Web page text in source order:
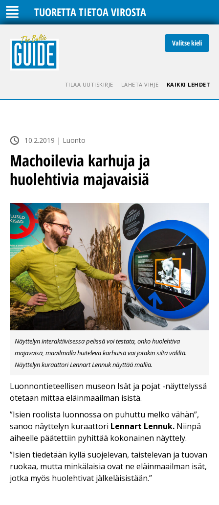
TUORETTA TIETOA VIROSTA
Valitse kieli
TILAA UUTISKIRJE LÄHETÄ VIHJE KAIKKI LEHDET
10.2.2019 | Luonto
Machoilevia karhuja ja
huolehtivia majavaisiä
Näyttelyn interaktiivisessa pelissä voi testata, onko huolehtiva
majavaisä, maailmalla huiteleva karhuisä vai jotakin siltä väliltä.
Näyttelyn kuraattori Lennart Lennuk näyttää mallia.
Luonnontieteellisen museon Isät ja pojat -näyttelyssä
otetaan mittaa eläinmaailman isistä.
”Isien roolista luonnossa on puhuttu melko vähän”,
sanoo näyttelyn kuraattori Lennart Lennuk. Niinpä
aiheelle päätettiin pyhittää kokonainen näyttely.
”Isien tiedetään kyllä suojelevan, taistelevan ja tuovan
ruokaa, mutta minkälaisia ovat ne eläinmaailman isät,
jotka myös huolehtivat jälkeläisistään.”